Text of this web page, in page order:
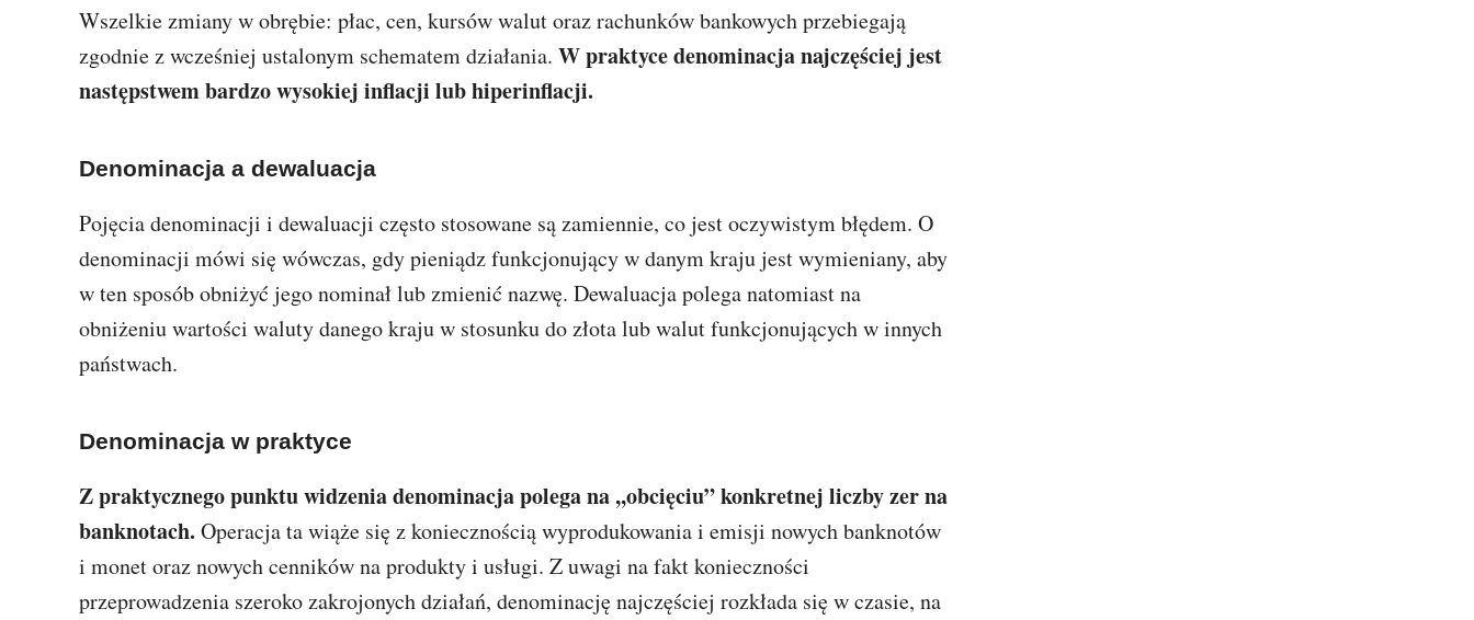
Wszelkie zmiany w obrębie: płac, cen, kursów walut oraz rachunków bankowych przebiegają
zgodnie z wcześniej ustalonym schematem działania. W praktyce denominacja najczęściej jest
następstwem bardzo wysokiej inflacji lub hiperinflacji.
Denominacja a dewaluacja
Pojęcia denominacji i dewaluacji często stosowane są zamiennie, co jest oczywistym błędem. O
denominacji mówi się wówczas, gdy pieniądz funkcjonujący w danym kraju jest wymieniany, aby
w ten sposób obniżyć jego nominał lub zmienić nazwę. Dewaluacja polega natomiast na
obniżeniu wartości waluty danego kraju w stosunku do złota lub walut funkcjonujących w innych
państwach.
Denominacja w praktyce
Z praktycznego punktu widzenia denominacja polega na ,,obcięciu” konkretnej liczby zer na
banknotach. Operacja ta wiąże się z koniecznością wyprodukowania i emisji nowych banknotów
i monet oraz nowych cenników na produkty i usługi. Z uwagi na fakt konieczności
przeprowadzenia szeroko zakrojonych działań, denominację najczęściej rozkłada się w czasie, na